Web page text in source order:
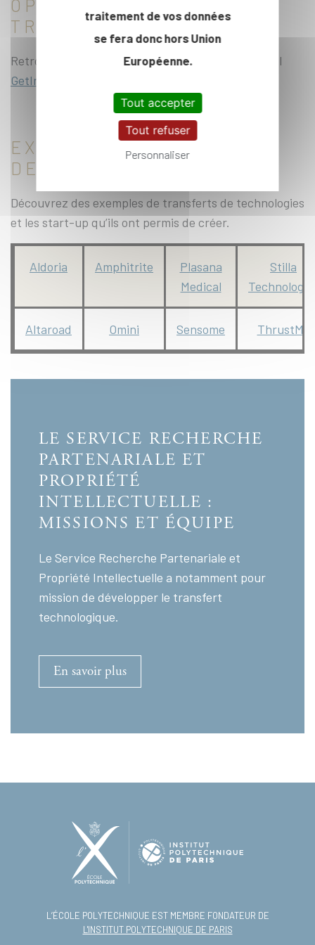
OPPORTUNITÉS DE
TRANSFERT
Retrouvez nos offres de technologies sur le portail
GetInLabs
EXEMPLE DE TRANSFERT
DE TECHNOLOGIES
Découvrez des exemples de transferts de technologies
et les start-up qu’ils ont permis de créer.
Aldoria Amphitrite
Plasana
Medical
Stilla
Altaroad Omini Sensome ThrustMe
LE SERVICE RECHERCHE
PARTENARIALE ET
PROPRIÉTÉ
INTELLECTUELLE :
MISSIONS ET ÉQUIPE
Le Service Recherche Partenariale et
Propriété Intellectuelle a notamment pour
mission de développer le transfert
technologique.
En savoir plus
L’ÉCOLE POLYTECHNIQUE EST MEMBRE FONDATEUR DE
L'INSTITUT POLYTECHNIQUE DE PARIS
traitement de vos données
se fera donc hors Union
Européenne.
Tout accepter
Tout refuser
Personnaliser